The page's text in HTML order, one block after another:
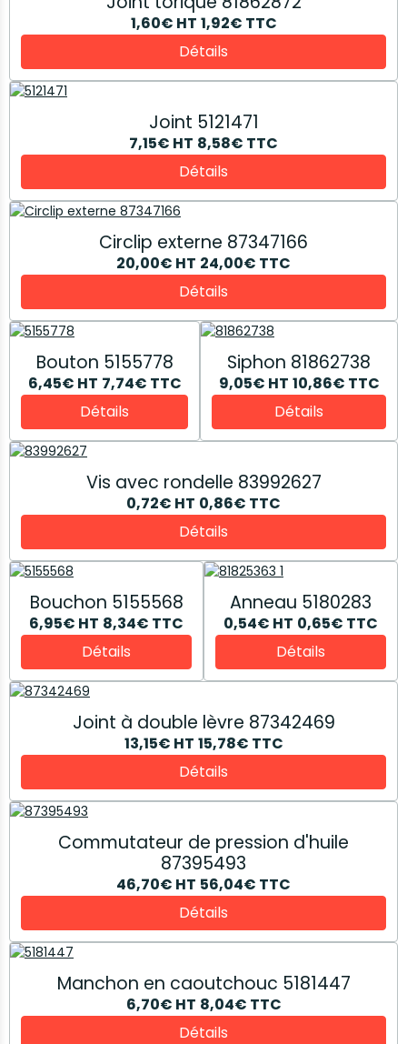
1,60€ HT 1,92€ TTC
Détails
Joint 5121471
7,15€ HT 8,58€ TTC
Détails
Circlip externe 87347166
20,00€ HT 24,00€ TTC
Détails
Bouton 5155778
6,45€ HT 7,74€ TTC
Détails
Siphon 81862738
9,05€ HT 10,86€ TTC
Détails
Vis avec rondelle 83992627
0,72€ HT 0,86€ TTC
Détails
Bouchon 5155568
6,95€ HT 8,34€ TTC
Détails
Anneau 5180283
0,54€ HT 0,65€ TTC
Détails
Joint à double lèvre 87342469
13,15€ HT 15,78€ TTC
Détails
Commutateur de pression d'huile
87395493
46,70€ HT 56,04€ TTC
Détails
Manchon en caoutchouc 5181447
6,70€ HT 8,04€ TTC
Détails